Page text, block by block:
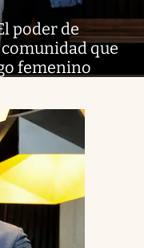
poder de
que
femenino